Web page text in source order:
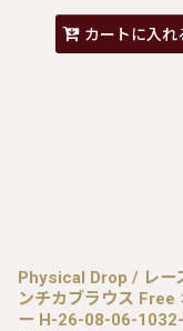
カートに入れ
Physical Drop / レー
ンチカブラウス Free
ー H-26-08-06-